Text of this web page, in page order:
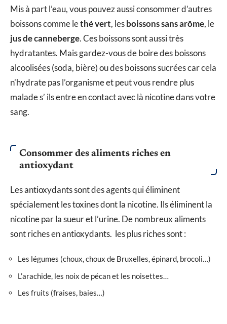
Mis à part l’eau, vous pouvez aussi consommer d’autres
boissons comme lethé vert, lesboissons sans arôme, le
jus de canneberge. Ces boissons sont aussi très
hydratantes. Mais gardez-vous de boire des boissons
alcoolisées (soda, bière) ou des boissons sucrées car cela
n’hydrate pas l’organisme et peut vous rendre plus
malade s’ ils entre en contact avec là nicotine dans votre
sang.
Consommer des aliments riches en
antioxydant
Les antioxydants sont des agents qui éliminent
spécialement les toxines dont la nicotine. Ils éliminent la
nicotine par la sueur et l’urine. De nombreux aliments
sont riches en antioxydants. les plus riches sont :
Les légumes (choux, choux de Bruxelles, épinard, brocoli…)
L’arachide, les noix de pécan et les noisettes…
Les fruits (fraises, baies…)